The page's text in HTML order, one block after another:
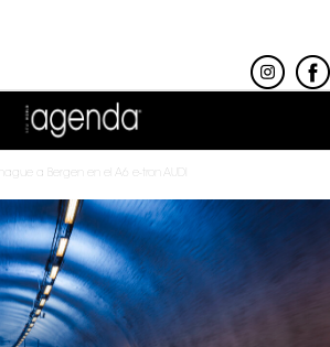
a Bergen en el A6 e-tron AUDI